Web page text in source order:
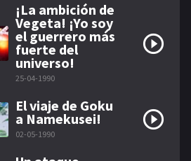
¡La ambición de
Vegeta! ¡Yo soy
el guerrero más
fuerte del
universo!
25-04-1990
El viaje de Goku
a Namekusei!
02-05-1990